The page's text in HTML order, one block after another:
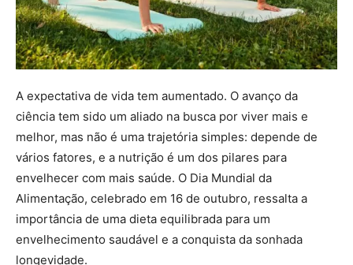
A expectativa de vida tem aumentado. O avanço da
ciência tem sido um aliado na busca por viver mais e
melhor, mas não é uma trajetória simples: depende de
vários fatores, e a nutrição é um dos pilares para
envelhecer com mais saúde. O Dia Mundial da
Alimentação, celebrado em 16 de outubro, ressalta a
importância de uma dieta equilibrada para um
envelhecimento saudável e a conquista da sonhada
longevidade.